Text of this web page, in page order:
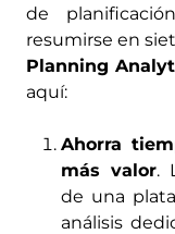
de
resumirse en
Planning
aquí:
Ahorra
más valor.
de una
análisis